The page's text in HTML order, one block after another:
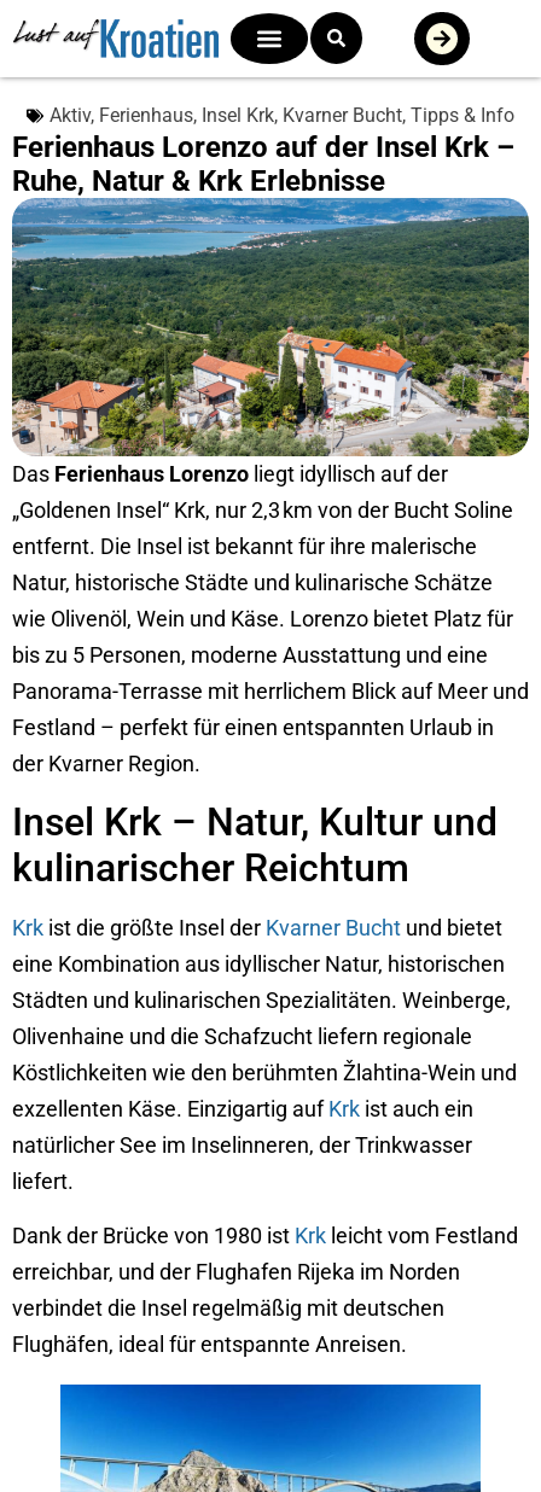
Aktiv, Ferienhaus, Insel Krk, Kvarner Bucht, Tipps & Info
Ferienhaus Lorenzo auf der Insel Krk –
Ruhe, Natur & Krk Erlebnisse
Das Ferienhaus Lorenzo liegt idyllisch auf der
„Goldenen Insel“ Krk, nur 2,3 km von der Bucht Soline
entfernt. Die Insel ist bekannt für ihre malerische
Natur, historische Städte und kulinarische Schätze
wie Olivenöl, Wein und Käse. Lorenzo bietet Platz für
bis zu 5 Personen, moderne Ausstattung und eine
Panorama-Terrasse mit herrlichem Blick auf Meer und
Festland – perfekt für einen entspannten Urlaub in
der Kvarner Region.
Insel Krk – Natur, Kultur und
kulinarischer Reichtum
Krk ist die größte Insel der Kvarner Bucht und bietet
eine Kombination aus idyllischer Natur, historischen
Städten und kulinarischen Spezialitäten. Weinberge,
Olivenhaine und die Schafzucht liefern regionale
Köstlichkeiten wie den berühmten Žlahtina-Wein und
exzellenten Käse. Einzigartig aufKrk ist auch ein
natürlicher See im Inselinneren, der Trinkwasser
liefert.
Dank der Brücke von 1980 ist Krk leicht vom Festland
erreichbar, und der Flughafen Rijeka im Norden
verbindet die Insel regelmäßig mit deutschen
Flughäfen, ideal für entspannte Anreisen.